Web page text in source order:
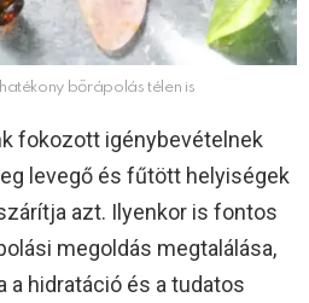
hatékony bőrápolás télen is
fokozott igénybevételnek
levegő és fűtött helyiségek
azt. Ilyenkor is fontos
megoldás megtalálása,
a hidratáció és a tudatos